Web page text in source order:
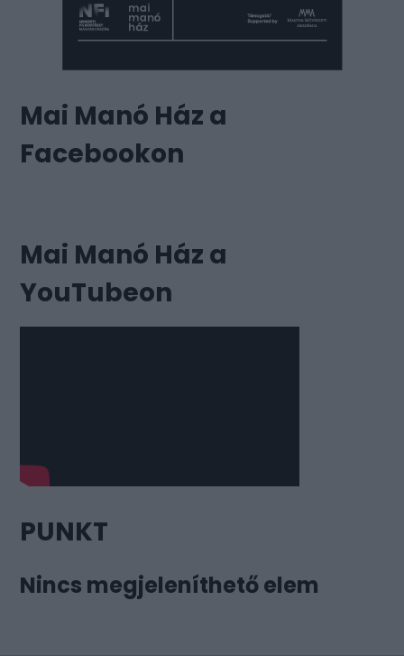
Mai Manó Ház a
Facebookon
Mai Manó Ház a
YouTubeon
PUNKT
Nincs megjeleníthető elem